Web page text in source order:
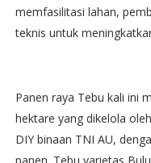
memfasilitasi lahan,
teknis untuk
Panen raya Tebu kali ini
hektare yang dikelola
DIY binaan TNI AU,